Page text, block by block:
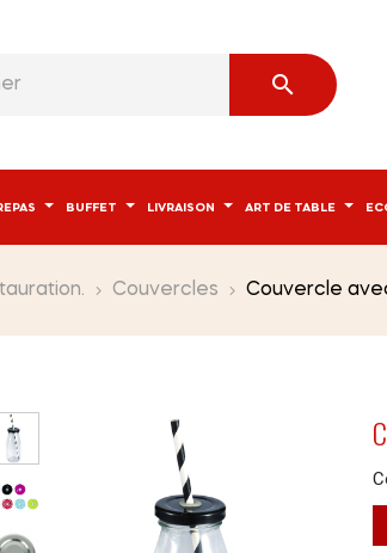

BUFFET LIVRAISON ART DE TABLE
Couvercles Couvercle